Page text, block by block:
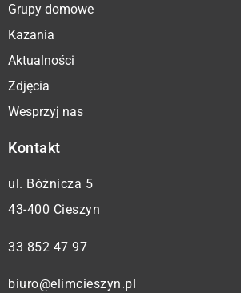
Grupy domowe
Kazania
Aktualności
Zdjęcia
Wesprzyj nas
Kontakt
ul. Bóżnicza 5
43-400 Cieszyn
33 852 47 97
biuro@elimcieszyn.pl